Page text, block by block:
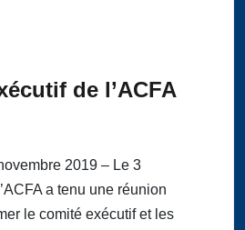
de l’ACFA
2019 – Le 3
a tenu une réunion
le comité exécutif et les